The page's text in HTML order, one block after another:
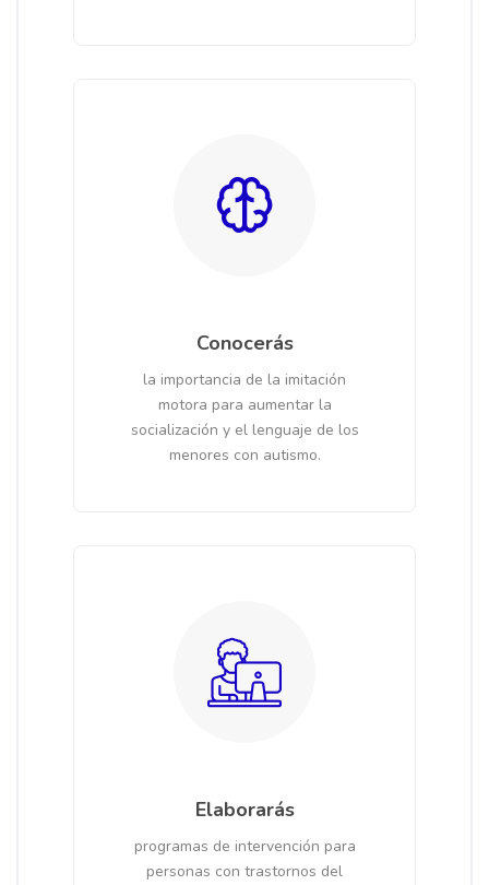
Conocerás
la importancia de la imitación
motora para aumentar la
socialización y el lenguaje de los
menores con autismo.
Elaborarás
programas de intervención para
personas con trastornos del